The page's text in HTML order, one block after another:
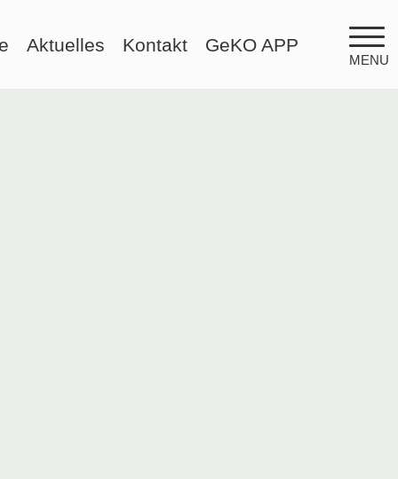
Aktuelles Kontakt GeKO APP
MENU